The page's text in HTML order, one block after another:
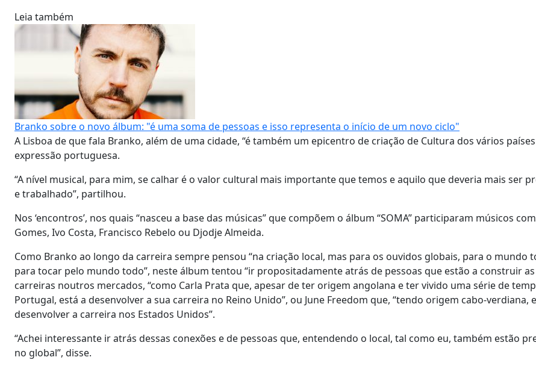
Leia também
Branko sobre o novo álbum: "é uma soma de pessoas e isso representa o início de um novo ciclo"
A Lisboa de que fala Branko, além de uma cidade, “é também um epicentro de criação de Cultura dos vários
expressão portuguesa.
“A nível musical, para mim, se calhar é o valor cultural mais importante que temos e aquilo que deveria mais ser
e trabalhado”, partilhou.
Nos ‘encontros’, nos quais “nasceu a base das músicas” que compõem o álbum “SOMA” participaram músicos
Gomes, Ivo Costa, Francisco Rebelo ou Djodje Almeida.
Como Branko ao longo da carreira sempre pensou “na criação local, mas para os ouvidos globais, para o mundo
para tocar pelo mundo todo”, neste álbum tentou “ir propositadamente atrás de pessoas que estão a construir as
carreiras noutros mercados, “como Carla Prata que, apesar de ter origem angolana e ter vivido uma série de
Portugal, está a desenvolver a sua carreira no Reino Unido”, ou June Freedom que, “tendo origem cabo-verdiana,
desenvolver a carreira nos Estados Unidos”.
“Achei interessante ir atrás dessas conexões e de pessoas que, entendendo o local, tal como eu, também estão
no global”, disse.